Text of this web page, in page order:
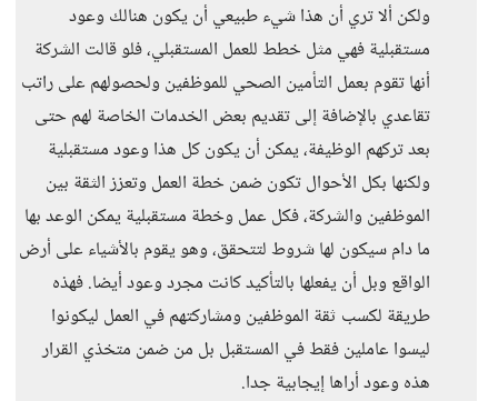
ولكن ألا تري أن هذا شيء طبيعي أن يكون هنالك وعود
مستقبلية فهي مثل خطط للعمل المستقبلي، فلو قالت الشركة
أنها تقوم بعمل التأمين الصحي للموظفين ولحصولهم على راتب
تقاعدي بالإضافة إلى تقديم بعض الخدمات الخاصة لهم حتى
بعد تركهم الوظيفة، يمكن أن يكون كل هذا وعود مستقبلية
ولكنها بكل الأحوال تكون ضمن خطة العمل وتعزز الثقة بين
الموظفين والشركة، فكل عمل وخطة مستقبلية يمكن الوعد بها
ما دام سيكون لها شروط لتتحقق، وهو يقوم بالأشياء على أرض
الواقع وبل أن يفعلها بالتأكيد كانت مجرد وعود أيضا. فهذه
طريقة لكسب ثقة الموظفين ومشاركتهم في العمل ليكونوا
ليسوا عاملين فقط في المستقبل بل من ضمن متخذي القرار
هذه وعود أراها إيجابية جدا.